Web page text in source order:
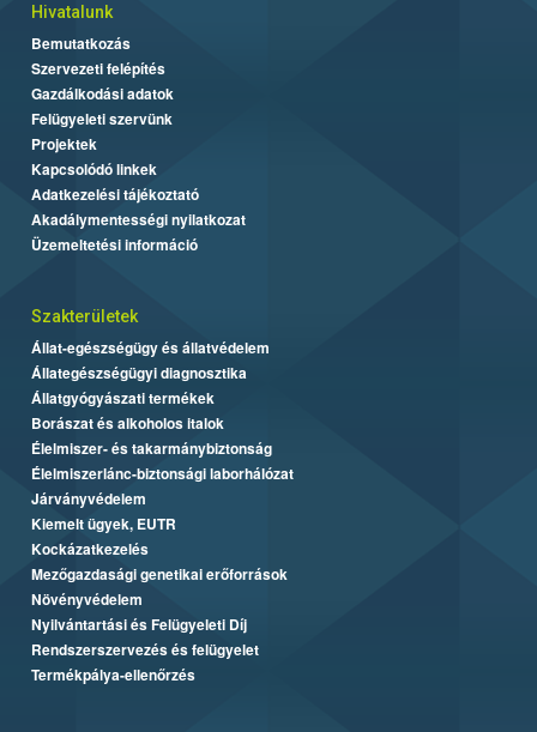
Hivatalunk
Bemutatkozás
Szervezeti felépítés
Gazdálkodási adatok
Felügyeleti szervünk
Projektek
Kapcsolódó linkek
Adatkezelési tájékoztató
Akadálymentességi nyilatkozat
Üzemeltetési információ
Szakterületek
Állat-egészségügy és állatvédelem
Állategészségügyi diagnosztika
Állatgyógyászati termékek
Borászat és alkoholos italok
Élelmiszer- és takarmánybiztonság
Élelmiszerlánc-biztonsági laborhálózat
Járványvédelem
Kiemelt ügyek, EUTR
Kockázatkezelés
Mezőgazdasági genetikai erőforrások
Növényvédelem
Nyilvántartási és Felügyeleti Díj
Rendszerszervezés és felügyelet
Termékpálya-ellenőrzés